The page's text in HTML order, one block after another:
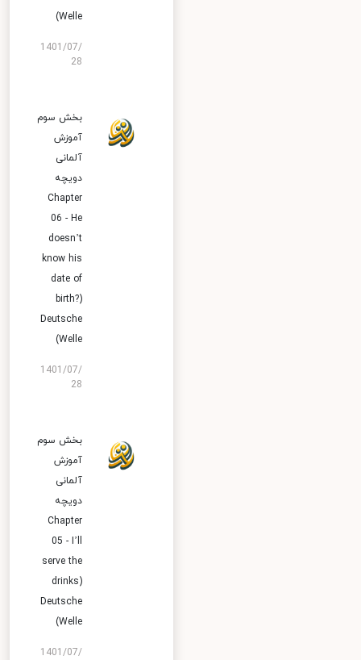
Welle)
1401/07/
28
بخش سوم
آموزش
آلمانی
دویچه
Chapter
06 - He
doesn’t
know his
date of
birth?)
Deutsche
Welle)
1401/07/
28
بخش سوم
آموزش
آلمانی
دویچه
Chapter
05 - I’ll
serve the
drinks)
Deutsche
Welle)
1401/07/